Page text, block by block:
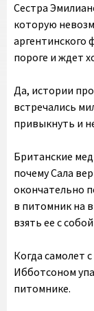
Сестра
которую
аргентинского
пороге и ждет
Да, истории
встречались
привыкнуть и
Британские
почему Сала
окончательно
в питомник на
взять ее с
Когда самолет
Ибботсоном
питомнике.